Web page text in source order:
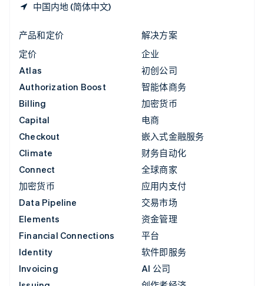
中国内地 (简体中文)
产品和定价
定价
Atlas
Authorization Boost
Billing
Capital
Checkout
Climate
Connect
加密货币
Data Pipeline
Elements
Financial Connections
Identity
Invoicing
解决方案
企业
初创公司
智能体商务
加密货币
电商
嵌入式金融服务
财务自动化
全球商家
应用内支付
交易市场
资金管理
平台
软件即服务
AI 公司